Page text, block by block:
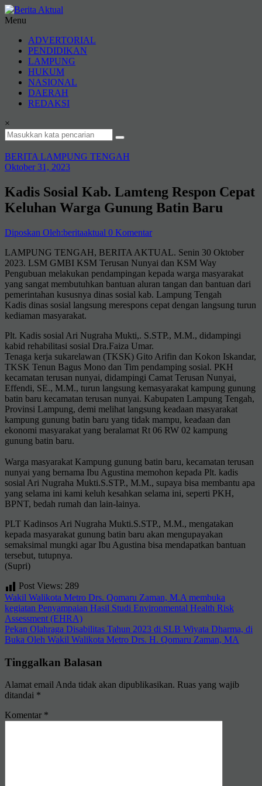
Lompat
ke
Aktual
terpercaya
Menu
ADVERTORIAL
PENDIDIKAN
LAMPUNG
HUKUM
NASIONAL
DAERAH
REDAKSI
×
BERITA LAMPUNG TENGAH
Oktober 31, 2023
Kadis Sosial Kab. Lamteng Respon Cepat
Keluhan Warga Gunung Batin Baru
Diposkan Oleh:beritaaktual 0 Komentar
LAMPUNG TENGAH, BERITA AKTUAL. Senin 30 Oktober
2023. LSM GMBI KSM Terusan Nunyai dan KSM Way
Pengubuan melakukan pendampingan kepada warga masyarakat
yang sangat membutuhkan bantuan aluran tangan dan bantuan dari
pemerintahan kususnya dinas sosial kab. Lampung Tengah
Kadis dinas sosial langsung merespons cepat dengan langsung turun
kediaman masyarakat.
Plt. Kadis sosial Ari Nugraha Mukti,. S.STP., M.M., didampingi
kabid rehabilitasi sosial Dra.Faiza Umar.
Tenaga kerja sukarelawan (TKSK) Gito Arifin dan Kokon Iskandar,
TKSK Tenun Bagus Mono dan Tim pendamping sosial. PKH
kecamatan terusan nunyai, didampingi Camat Terusan Nunyai,
Effendi, SE., M.M., turun langsung kemasyarakat kampung gunung
batin baru kecamatan terusan nunyai. Kabupaten Lampung Tengah,
Provinsi Lampung, demi melihat langsung keadaan masyarakat
kampung gunung batin baru yang tidak mampu, keadaan dan
ekonomi masyarakat yang beralamat Rt 06 RW 02 kampung
gunung batin baru.
Warga masyarakat Kampung gunung batin baru, kecamatan terusan
nunyai yang bernama Ibu Agustina memohon kepada Plt. kadis
sosial Ari Nugraha Mukti.S.STP., M.M., supaya bisa membantu apa
yang selama ini kami keluh kesahkan selama ini, seperti PKH,
BPNT, bedah rumah dan lain-lainya.
PLT Kadinsos Ari Nugraha Mukti.S.STP., M.M., mengatakan
kepada masyarakat gunung batin baru akan mengupayakan
semaksimal mungki agar Ibu Agustina bisa mendapatkan bantuan
tersebut, tutupnya.
(Supri)
Post Views: 289
Navigasi
pos
Wakil Walikota Metro Drs. Qomaru Zaman, M.A membuka
kegiatan Penyampaian Hasil Studi Environmental Health Risk
Assessment (EHRA)
Pekan Olahraga Disabilitas Tahun 2023 di SLB Wiyata Dharma, di
Buka Oleh Wakil Walikota Metro Drs. H. Qomaru Zaman, MA
Tinggalkan Balasan
Alamat email Anda tidak akan dipublikasikan. Ruas yang wajib
ditandai *
Komentar *